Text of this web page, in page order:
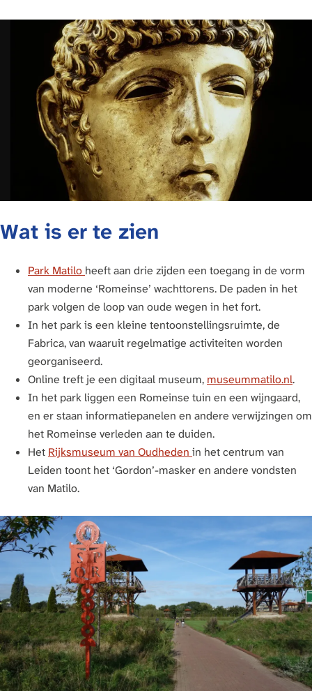
Wat is er te zien
Park Matilo heeft aan drie zijden een toegang in de vorm
van moderne ‘Romeinse’ wachttorens. De paden in het
park volgen de loop van oude wegen in het fort.
In het park is een kleine tentoonstellingsruimte, de
Fabrica, van waaruit regelmatige activiteiten worden
georganiseerd.
Online treft je een digitaal museum, museummatilo.nl.
In het park liggen een Romeinse tuin en een wijngaard,
en er staan informatiepanelen en andere verwijzingen om
het Romeinse verleden aan te duiden.
Het Rijksmuseum van Oudheden in het centrum van
Leiden toont het ‘Gordon’-masker en andere vondsten
van Matilo.